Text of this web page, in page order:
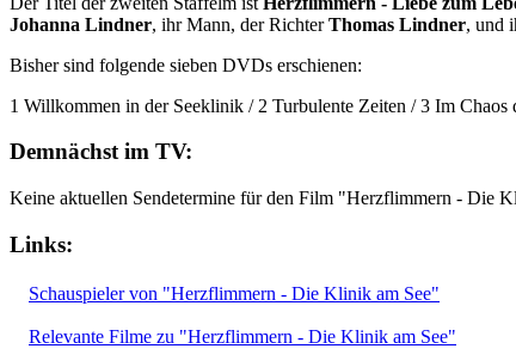
Johanna Lindner, ihr Mann, der RichterThomas Lindner, und
Bisher sind folgende sieben DVDs erschienen:
1 Willkommen in der Seeklinik / 2 Turbulente Zeiten / 3 Im
Demnächst im TV:
Keine aktuellen Sendetermine für den Film "Herzflimmern - Die
Links:
Schauspieler von "Herzflimmern - Die Klinik am See"
Relevante Filme zu "Herzflimmern - Die Klinik am See"